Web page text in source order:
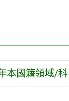
本國籍領域/科